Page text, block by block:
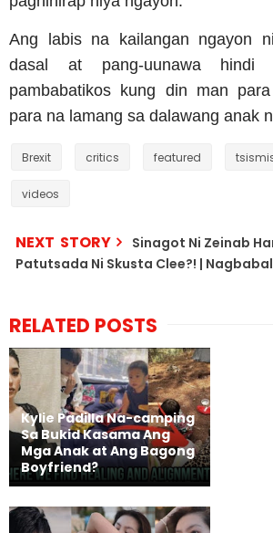
Ang labis na kailangan ngayon
dasal at pang-uunawa hindi
pambabatikos kung din man
para na lamang sa dalawang anak
Brexit critics featured
videos
NEXT STORY
Sinagot Ni Zeinab
Patutsada Ni Skusta Clee?! |
RELATED POSTS
Kylie Padilla Na-camping
Sa Bukid Kasama Ang
Mga Anak at Ang Bagong
Boyfriend?